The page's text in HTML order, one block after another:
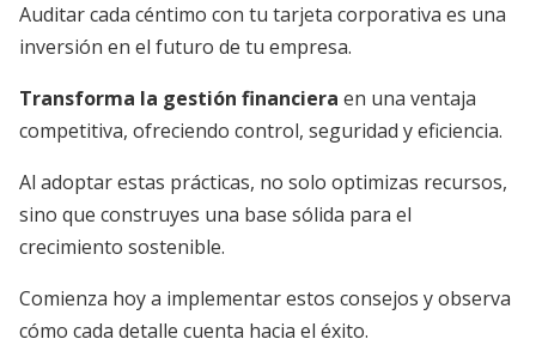
Auditar cada céntimo con tu tarjeta corporativa es una
inversión en el futuro de tu empresa.
Transforma la gestión financiera en una ventaja
competitiva, ofreciendo control, seguridad y eficiencia.
Al adoptar estas prácticas, no solo optimizas recursos,
sino que construyes una base sólida para el
crecimiento sostenible.
Comienza hoy a implementar estos consejos y observa
cómo cada detalle cuenta hacia el éxito.